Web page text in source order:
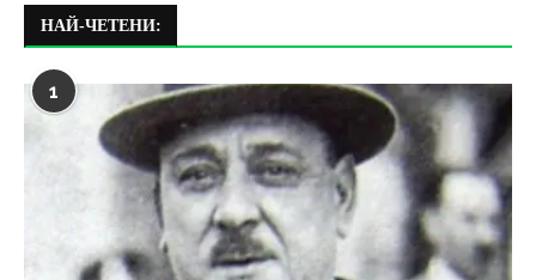
НАЙ-ЧЕТЕНИ:
1